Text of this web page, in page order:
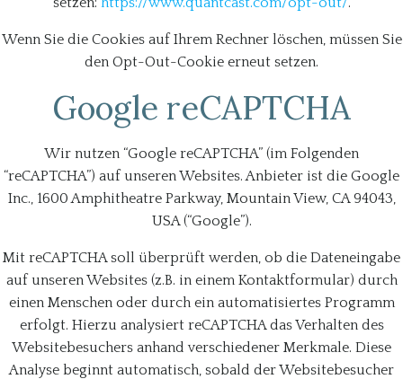
Wenn Sie die Cookies auf Ihrem Rechner löschen, müssen Sie
den Opt-Out-Cookie erneut setzen.
Google reCAPTCHA
Wir nutzen “Google reCAPTCHA” (im Folgenden
“reCAPTCHA”) auf unseren Websites. Anbieter ist die Google
Inc., 1600 Amphitheatre Parkway, Mountain View, CA 94043,
USA (“Google”).
Mit reCAPTCHA soll überprüft werden, ob die Dateneingabe
auf unseren Websites (z.B. in einem Kontaktformular) durch
einen Menschen oder durch ein automatisiertes Programm
erfolgt. Hierzu analysiert reCAPTCHA das Verhalten des
Websitebesuchers anhand verschiedener Merkmale. Diese
Analyse beginnt automatisch, sobald der Websitebesucher